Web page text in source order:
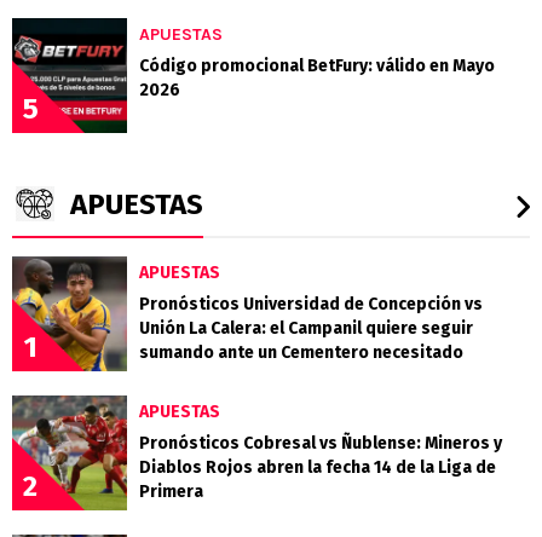
5
APUESTAS
Código promocional BetFury: válido en Mayo
2026
APUESTAS
1
APUESTAS
Pronósticos Universidad de Concepción vs
Unión La Calera: el Campanil quiere seguir
sumando ante un Cementero necesitado
2
APUESTAS
Pronósticos Cobresal vs Ñublense: Mineros y
Diablos Rojos abren la fecha 14 de la Liga de
Primera